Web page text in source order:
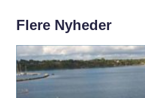
Flere Nyheder